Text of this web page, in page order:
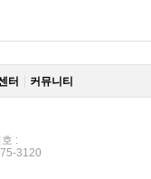
터 커뮤니티
:
3120